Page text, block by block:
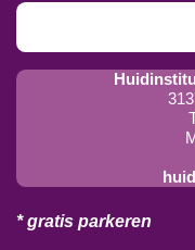
* gratis parkeren